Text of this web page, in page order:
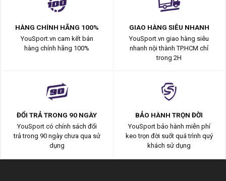
HÀNG CHÍNH HÃNG 100%
YouSport.vn cam kết bán
hàng chính hãng 100%
GIAO HÀNG SIÊU NHANH
YouSport.vn giao hàng siêu
nhanh nội thành TP.HCM chỉ
trong 2H
ĐỔI TRẢ TRONG 90 NGÀY
YouSport có chính sách đổi
trả trong 90 ngày chưa qua sử
dụng
BẢO HÀNH TRỌN ĐỜI
YouSport bảo hành miễn phí
keo trọn đời suốt quá trình quý
khách sử dụng